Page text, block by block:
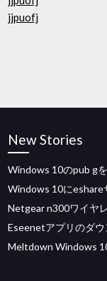
jjpuofj
New Stories
Windows 10のpub g
Windows 10にeshare
Netgear n300ワイヤ
Eseenetアプリのダウ
Meltdown Windows